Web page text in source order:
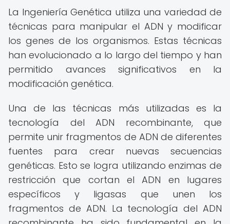
La Ingeniería Genética utiliza una variedad de
técnicas para manipular el ADN y modificar
los genes de los organismos. Estas técnicas
han evolucionado a lo largo del tiempo y han
permitido avances significativos en la
modificación genética.
Una de las técnicas más utilizadas es la
tecnología del ADN recombinante, que
permite unir fragmentos de ADN de diferentes
fuentes para crear nuevas secuencias
genéticas. Esto se logra utilizando enzimas de
restricción que cortan el ADN en lugares
específicos y ligasas que unen los
fragmentos de ADN. La tecnología del ADN